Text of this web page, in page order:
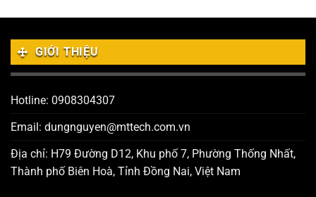
GIỚI THIỆU
Hotline: 0908304307
Email: dungnguyen@mttech.com.vn
Địa chỉ: H79 Đường D12, Khu phố 7, Phường Thống Nhất,
Thành phố Biên Hoà, Tỉnh Đồng Nai, Việt Nam